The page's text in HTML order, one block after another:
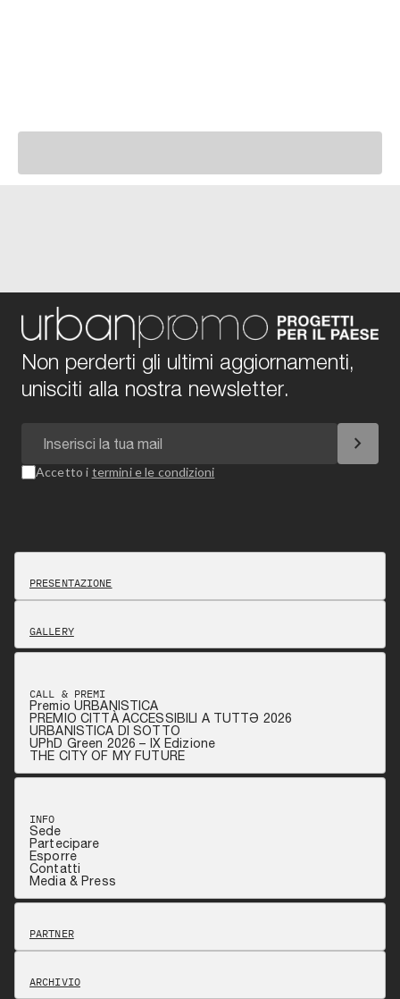
Non perderti gli ultimi aggiornamenti,
unisciti alla nostra newsletter.
chevron_right
Accetto i termini e le condizioni
PRESENTAZIONE
GALLERY
CALL & PREMI
Premio URBANISTICA
PREMIO CITTÀ ACCESSIBILI A TUTTƏ 2026
URBANISTICA DI SOTTO
UPhD Green 2026 – IX Edizione
THE CITY OF MY FUTURE
INFO
Sede
Partecipare
Esporre
Contatti
Media & Press
PARTNER
ARCHIVIO